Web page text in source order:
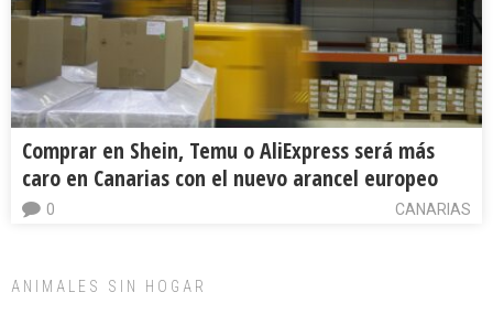
Comprar en Shein, Temu o AliExpress será más
caro en Canarias con el nuevo arancel europeo
CANARIAS
0
ANIMALES SIN HOGAR